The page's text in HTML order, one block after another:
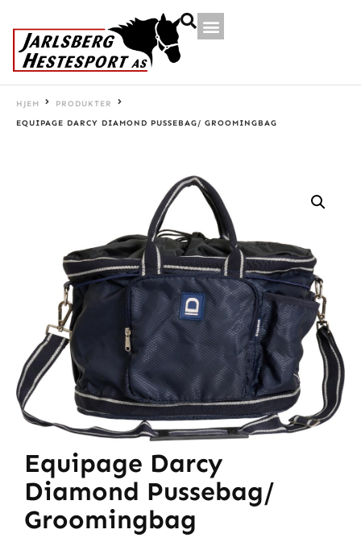
HJEM
PRODUKTER
EQUIPAGE DARCY DIAMOND PUSSEBAG/ GROOMINGBAG
Equipage Darcy
Diamond Pussebag/
Groomingbag